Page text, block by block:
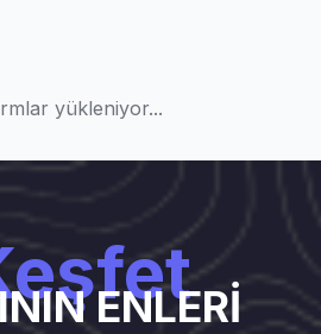
yükleniyor...
ENLERİ